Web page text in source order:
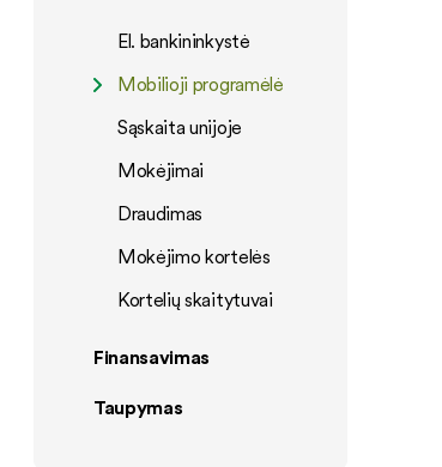
El. bankininkystė
Mobilioji programėlė
Sąskaita unijoje
Mokėjimai
Draudimas
Mokėjimo kortelės
Kortelių skaitytuvai
Finansavimas
Taupymas